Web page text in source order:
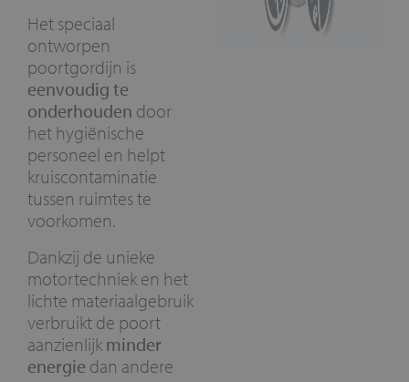
Het speciaal
ontworpen
poortgordijn is
eenvoudig te
onderhouden door
het hygiënische
personeel en helpt
kruiscontaminatie
tussen ruimtes te
voorkomen.
Dankzij de unieke
motortechniek en het
lichte materiaalgebruik
verbruikt de poort
aanzienlijk minder
energie dan andere